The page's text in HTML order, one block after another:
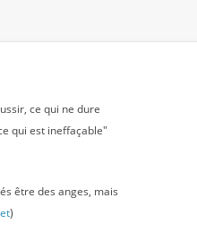
ce qui ne dure
qui est ineffaçable"
être des anges, mais
)